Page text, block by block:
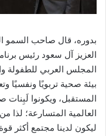
بدوره، قال صاحب السمو
العزيز آل سعود رئيس
المجلس العربي للطفولة
بيئة صحية تربويًا ونفسيًا
المستقبل، ويكونوا
العالمية المتسارعة؛ لذا
ليكون لدينا مجتمع أكثر